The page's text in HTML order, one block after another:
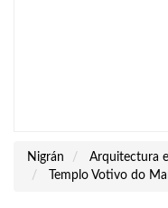
Nigrán
Arquitectura
Templo Votivo do